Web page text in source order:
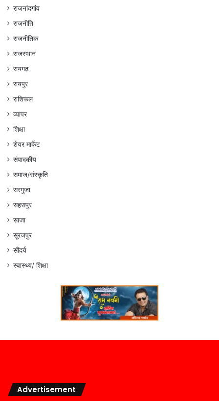
राजनांदगांव
राजनीति
राजनीतिक
राजस्थान
रायगढ़
रायपुर
राशिफल
व्यापर
शिक्षा
शेयर मार्केट
संपादकीय
समाज/संस्कृति
सरगुजा
सहसपुर
साजा
सूरजपुर
सौंदर्य
स्वास्थ्य/ शिक्षा
Advertisement